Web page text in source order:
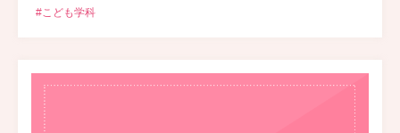
#こども学科